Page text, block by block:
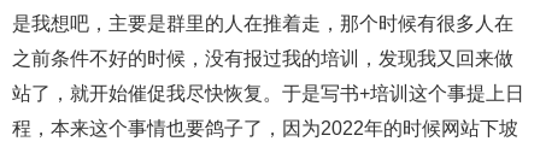
是我想吧，主要是群里的人在推着走，那个时候有很多人在
之前条件不好的时候，没有报过我的培训，发现我又回来做
站了，就开始催促我尽快恢复。于是写书+培训这个事提上日
程，本来这个事情也要鸽子了，因为2022年的时候网站下坡